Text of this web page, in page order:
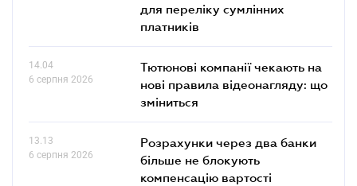
для переліку сумлінних
платників
14.04
6 серпня 2026
Тютюнові компанії чекають на
нові правила відеонагляду: що
зміниться
13.13
6 серпня 2026
Розрахунки через два банки
більше не блокують
компенсацію вартості